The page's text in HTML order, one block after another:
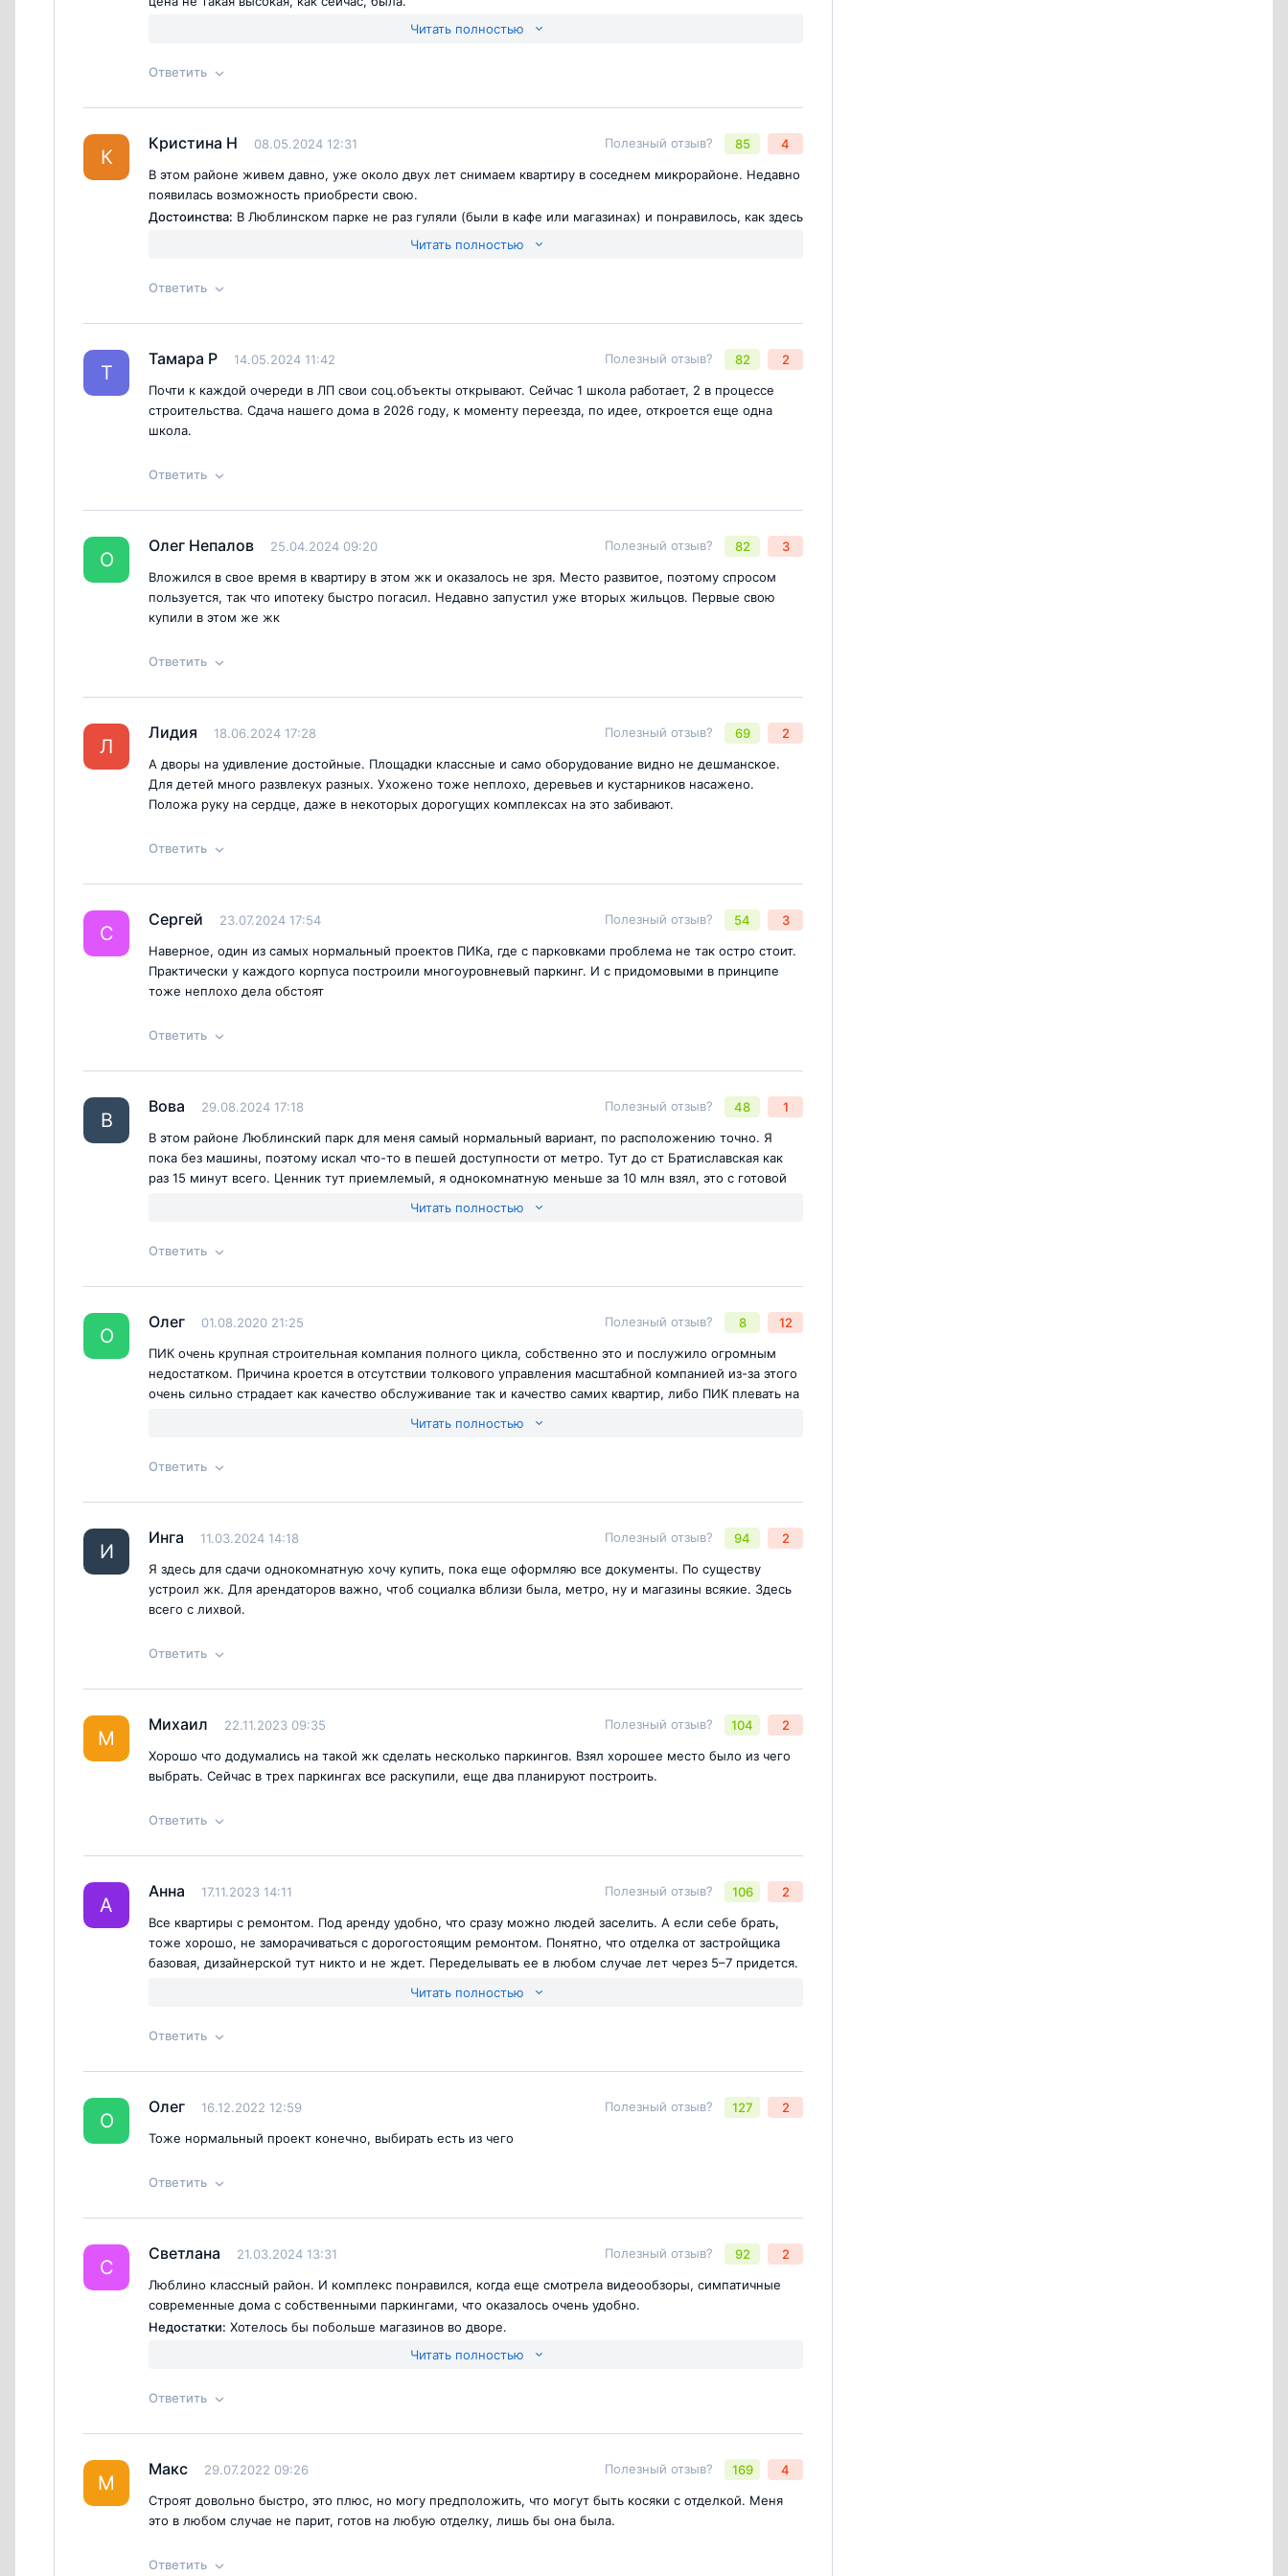
Ближайшие школу и садик еще год после заселения подождать придется
Читать полностью
Ответить
Ответ на отзыв @Мира
К
Кристина Н 08.05.2024 12:31 Полезный отзыв? 85 4
В этом районе живем давно, уже около двух лет снимаем квартиру в соседнем микрорайоне. Недавно
появилась возможность приобрести свою.
Достоинства: В Люблинском парке не раз гуляли (были в кафе или магазинах) и понравилось, как здесь
все организовано. К тому же комплекс уже достаточно устоявшийся, стройки особо нет и
осени
Читать полностью
Ответить
Ответ на отзыв @Кристина Н
Согласен справилами публикации Отправить комментарий
Т
Тамара Р 14.05.2024 11:42 Полезный отзыв? 82 2
Почти к каждой очереди в ЛП свои соц.объекты открывают. Сейчас 1 школа работает, 2 в процессе
строительства. Сдача нашего дома в 2026 году, к моменту переезда, по идее, откроется еще одна
школа.
Ответить
Ответ на отзыв @Тамара Р
Согласен справилами публикации Отправить комментарий
О
Олег Непалов 25.04.2024 09:20 Полезный отзыв? 82 3
Вложился в свое время в квартиру в этом жк и оказалось не зря. Место развитое, поэтому спросом
пользуется, так что ипотеку быстро погасил. Недавно запустил уже вторых жильцов. Первые свою
купили в этом же жк
Ответить
Ответ на отзыв @Олег Непалов
Согласен справилами публикации Отправить комментарий
Л
Лидия 18.06.2024 17:28 Полезный отзыв? 69 2
А дворы на удивление достойные. Площадки классные и само оборудование видно не дешманское.
Для детей много развлекух разных. Ухожено тоже неплохо, деревьев и кустарников насажено.
Положа руку на сердце, даже в некоторых дорогущих комплексах на это забивают.
Ответить
Ответ на отзыв @Лидия
Согласен справилами публикации Отправить комментарий
С
Сергей 23.07.2024 17:54 Полезный отзыв? 54 3
Наверное, один из самых нормальный проектов ПИКа, где с парковками проблема не так остро стоит.
Практически у каждого корпуса построили многоуровневый паркинг. И с придомовыми в принципе
тоже неплохо дела обстоят
Ответить
Ответ на отзыв @Сергей
В
Вова 29.08.2024 17:18 Полезный отзыв? 48 1
В этом районе Люблинский парк для меня самый нормальный вариант, по расположению точно. Я
пока без машины, поэтому искал что-то в пешей доступности от метро. Тут до ст Братиславская как
раз 15 минут всего. Ценник тут приемлемый, я однокомнатную меньше за 10 млн взял, это с готовой
надежность, рад что выбрал ПИК, соседи вляпались в долгострой, хотя казалось было что в наше
Читать полностью
Ответить
Ответ на отзыв @Вова
О
Олег 01.08.2020 21:25 Полезный отзыв? 8 12
ПИК очень крупная строительная компания полного цикла, собственно это и послужило огромным
недостатком. Причина кроется в отсутствии толкового управления масштабной компанией из-за этого
очень сильно страдает как качество обслуживание так и качество самих квартир, либо ПИК плевать на
Читать полностью
Ответить
Ответ на отзыв @Олег
Согласен справилами публикации Отправить комментарий
И
Инга 11.03.2024 14:18 Полезный отзыв? 94 2
Я здесь для сдачи однокомнатную хочу купить, пока еще оформляю все документы. По существу
устроил жк. Для арендаторов важно, чтоб социалка вблизи была, метро, ну и магазины всякие. Здесь
всего с лихвой.
Ответить
Ответ на отзыв @Инга
правилами публикации на сайте
М
Михаил 22.11.2023 09:35 Полезный отзыв? 104 2
Хорошо что додумались на такой жк сделать несколько паркингов. Взял хорошее место было из чего
выбрать. Сейчас в трех паркингах все раскупили, еще два планируют построить.
Ответить
Ответ на отзыв @Михаил
А
Анна 17.11.2023 14:11 Полезный отзыв? 106 2
Все квартиры с ремонтом. Под аренду удобно, что сразу можно людей заселить. А если себе брать,
тоже хорошо, не заморачиваться с дорогостоящим ремонтом. Понятно, что отделка от застройщика
базовая, дизайнерской тут никто и не ждет. Переделывать ее в любом случае лет через 5–7 придется.
Читать полностью
Ответить
Ответ на отзыв @Анна
правилами публикации на сайте Отправить комментарий
О
Олег 16.12.2022 12:59 Полезный отзыв? 127 2
Тоже нормальный проект конечно, выбирать есть из чего
Ответить
Ответ на отзыв @Олег
С
Светлана 21.03.2024 13:31 Полезный отзыв? 92 2
Люблино классный район. И комплекс понравился, когда еще смотрела видеообзоры, симпатичные
современные дома с собственными паркингами, что оказалось очень удобно.
Недостатки: Хотелось бы побольше магазинов во дворе.
Читать полностью
Ответить
Ответ на отзыв @Светлана
М
Макс 29.07.2022 09:26 Полезный отзыв? 169 4
Строят довольно быстро, это плюс, но могу предположить, что могут быть косяки с отделкой. Меня
это в любом случае не парит, готов на любую отделку, лишь бы она была.
Ответить